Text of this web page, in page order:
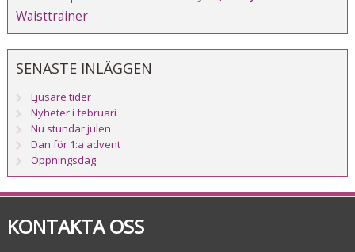
Waisttrainer
SENASTE INLÄGGEN
Ljusare tider
Nyheter i februari
Nu stundar julen
Dan för 1:a advent
Öppningsdag
KONTAKTA OSS